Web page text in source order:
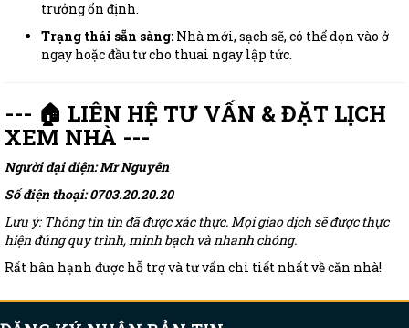
trưởng ổn định.
Trạng thái sẵn sàng: Nhà mới, sạch sẽ, có thể dọn vào ở
ngay hoặc đầu tư cho thuai ngay lập tức.
--- 🏠 LIÊN HỆ TƯ VẤN & ĐẶT LỊCH
XEM NHÀ ---
Người đại diện: Mr Nguyên
Số điện thoại: 0703.20.20.20
Lưu ý: Thông tin tin đã được xác thực. Mọi giao dịch sẽ được thực
hiện đúng quy trình, minh bạch và nhanh chóng.
Rất hân hạnh được hỗ trợ và tư vấn chi tiết nhất về căn nhà!